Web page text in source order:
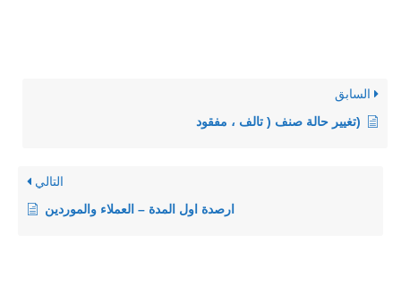
السابق
(تغيير حالة صنف ( تالف ، مفقود
التالي
ارصدة اول المدة – العملاء والموردين